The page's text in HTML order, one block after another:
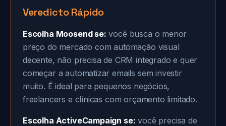
Veredicto Rápido
Escolha Moosend se: você busca o menor
preço do mercado com automação visual
decente, não precisa de CRM integrado e quer
começar a automatizar emails sem investir
muito. É ideal para pequenos negócios,
freelancers e clínicas com orçamento limitado.
Escolha ActiveCampaign se: você precisa de